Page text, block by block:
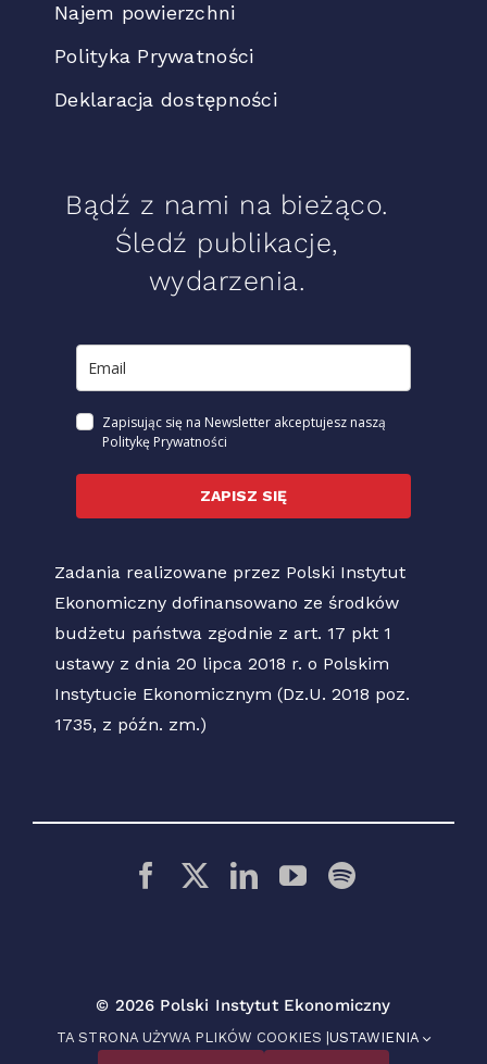
Najem powierzchni
Polityka Prywatności
Deklaracja dostępności
Bądź z nami na bieżąco.
Śledź publikacje,
wydarzenia.
Zapisując się na Newsletter akceptujesz naszą
Politykę Prywatności
ZAPISZ SIĘ
Zadania realizowane przez Polski Instytut
Ekonomiczny dofinansowano ze środków
budżetu państwa zgodnie z art. 17 pkt 1
ustawy z dnia 20 lipca 2018 r. o Polskim
Instytucie Ekonomicznym (Dz.U. 2018 poz.
1735, z późn. zm.)
© 2026 Polski Instytut Ekonomiczny
TA STRONA UŻYWA PLIKÓW COOKIES | USTAWIENIA